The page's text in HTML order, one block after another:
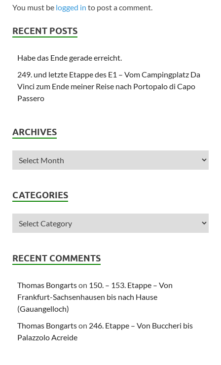
You must be logged in to post a comment.
RECENT POSTS
Habe das Ende gerade erreicht.
249. und letzte Etappe des E1 – Vom Campingplatz Da
Vinci zum Ende meiner Reise nach Portopalo di Capo
Passero
ARCHIVES
CATEGORIES
RECENT COMMENTS
Thomas Bongartson 150. – 153. Etappe – Von
Frankfurt-Sachsenhausen bis nach Hause
(Gauangelloch)
Thomas Bongartson 246. Etappe – Von Buccheri bis
Palazzolo Acreide